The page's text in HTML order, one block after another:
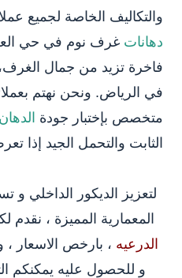
والتكاليف الخاصة لجميع
دهانات غرف نوم في حي
فاخرة تزيد من جمال
في الرياض. ونحن نهتم
متخصص بإختبار جودة الدهان
الثابت والتحمل الجيد إذا
لتعزيز الديكور الداخلي و
المعمارية المميزة ، نقدم
الدرعيه ، بارخص الاسعار ،
و للحصول عليه يمكنكم